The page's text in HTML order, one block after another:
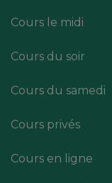
Cours le midi
Cours du soir
Cours du samedi
Cours privés
Cours en ligne